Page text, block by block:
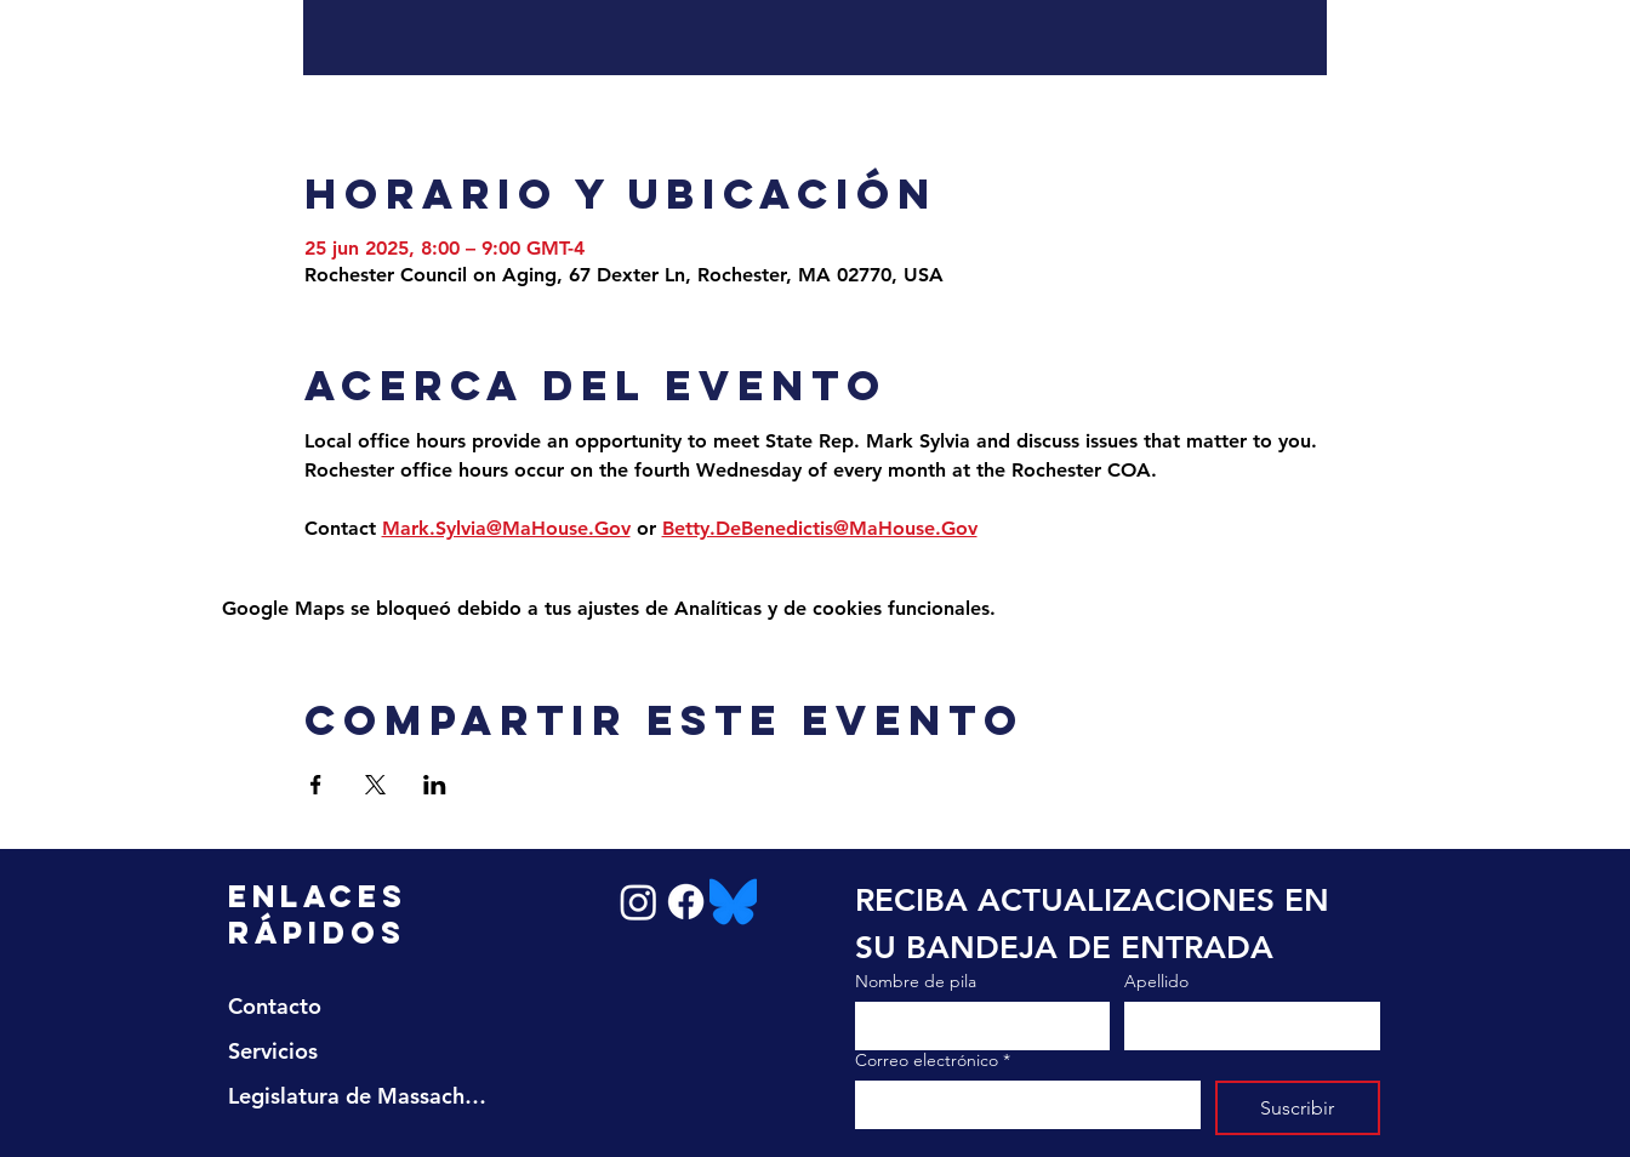
Horario y ubicación
25 jun 2025, 8:00 – 9:00 GMT-4
Rochester Council on Aging, 67 Dexter Ln, Rochester, MA 02770, USA
Acerca del evento
Local office hours provide an opportunity to meet State Rep. Mark Sylvia and discuss issues that matter to you.
Rochester office hours occur on the fourth Wednesday of every month at the Rochester COA.
Contact Mark.Sylvia@MaHouse.Gov or Betty.DeBenedictis@MaHouse.Gov
Google Maps se bloqueó debido a tus ajustes de Analíticas y de cookies funcionales.
Compartir este evento
ENLACES
RÁPIDOS
Contacto
Servicios
Legislatura de Massachusetts
RECIBA ACTUALIZACIONES EN
SU BANDEJA DE ENTRADA
Nombre de pila Apellido
Correo electrónico *
Suscribir